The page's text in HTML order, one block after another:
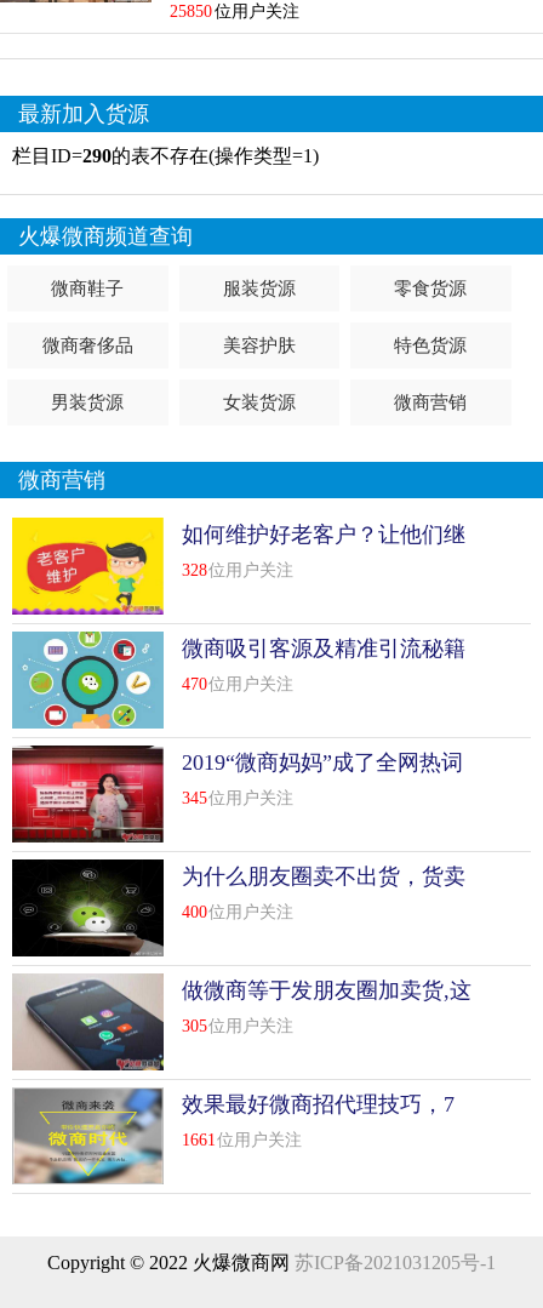
25850位用户关注
最新加入货源
栏目ID=290的表不存在(操作类型=1)
火爆微商频道查询
微商鞋子 服装货源 零食货源
微商奢侈品 美容护肤 特色货源
男装货源 女装货源 微商营销
微商营销
如何维护好老客户？让他们继
续买单
328位用户关注
微商吸引客源及精准引流秘籍
470位用户关注
2019“微商妈妈”成了全网热词
345位用户关注
为什么朋友圈卖不出货，货卖
不出的原因就在这里
400位用户关注
做微商等于发朋友圈加卖货,这
种说法错在哪里？
305位用户关注
效果最好微商招代理技巧，7
天招300个代理
1661位用户关注
Copyright © 2022 火爆微商网 苏ICP备2021031205号-1